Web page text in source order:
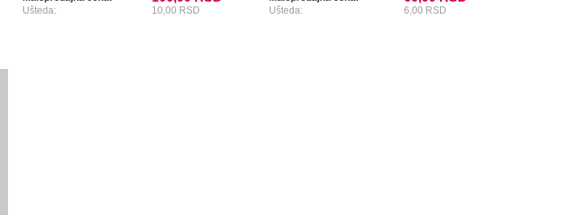
Ušteda: 10,00 RSD Ušteda: 6,00 RSD